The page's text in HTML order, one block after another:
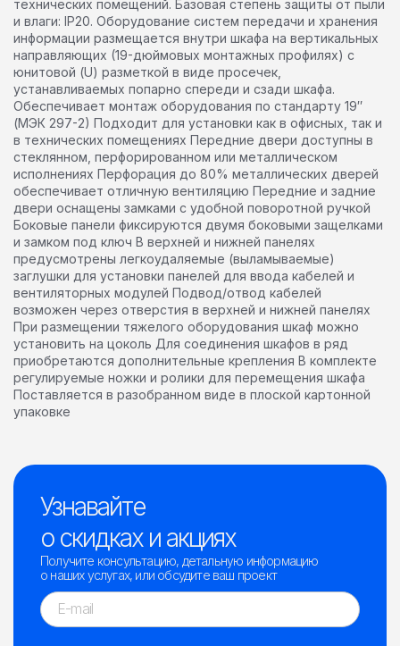
технических помещений. Базовая степень защиты от пыли
и влаги: IP20. Оборудование систем передачи и хранения
информации размещается внутри шкафа на вертикальных
направляющих (19-дюймовых монтажных профилях) с
юнитовой (U) разметкой в виде просечек,
устанавливаемых попарно спереди и сзади шкафа.
Обеспечивает монтаж оборудования по стандарту 19″
(МЭК 297-2) Подходит для установки как в офисных, так и
в технических помещениях Передние двери доступны в
стеклянном, перфорированном или металлическом
исполнениях Перфорация до 80% металлических дверей
обеспечивает отличную вентиляцию Передние и задние
двери оснащены замками с удобной поворотной ручкой
Боковые панели фиксируются двумя боковыми защелками
и замком под ключ В верхней и нижней панелях
предусмотрены легкоудаляемые (выламываемые)
заглушки для установки панелей для ввода кабелей и
вентиляторных модулей Подвод/отвод кабелей
возможен через отверстия в верхней и нижней панелях
При размещении тяжелого оборудования шкаф можно
установить на цоколь Для соединения шкафов в ряд
приобретаются дополнительные крепления В комплекте
регулируемые ножки и ролики для перемещения шкафа
Поставляется в разобранном виде в плоской картонной
упаковке
Узнавайте
о скидках и акциях
Получите консультацию, детальную информацию
о наших услугах, или обсудите ваш проект